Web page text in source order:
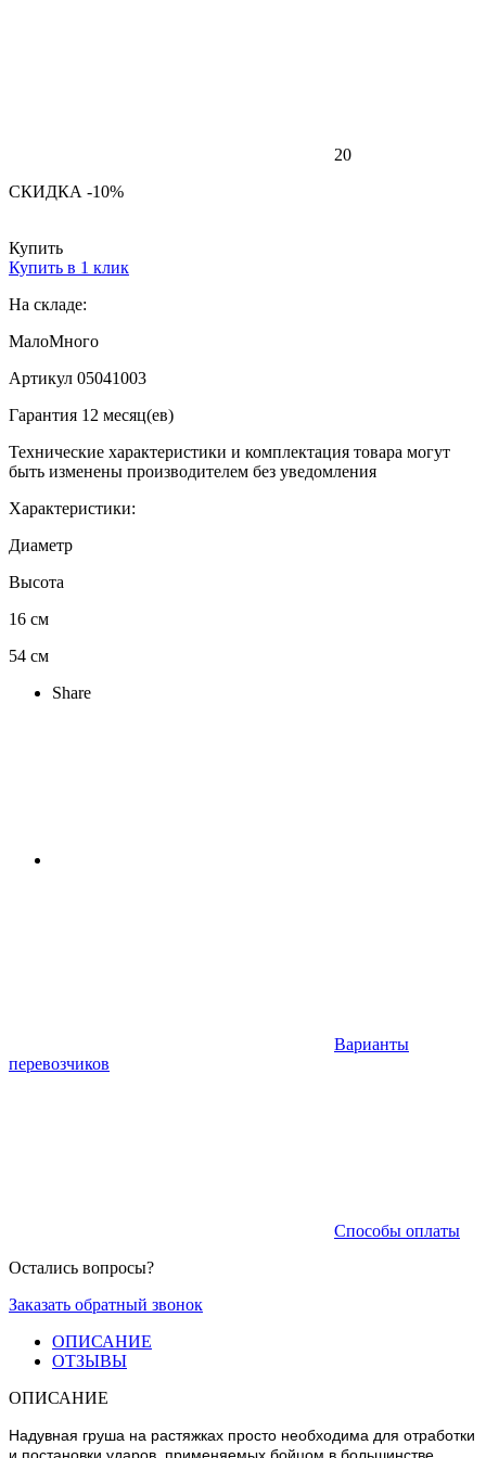
20
СКИДКА -10%
Купить
Купить в 1 клик
На складе:
МалоМного
Артикул 05041003
Гарантия 12 месяц(ев)
Технические характеристики и комплектация товара могут
быть изменены производителем без уведомления
Характеристики:
Диаметр
Высота
16 см
54 см
Share
Варианты
перевозчиков
Способы оплаты
Остались вопросы?
Заказать обратный звонок
ОПИСАНИЕ
ОТЗЫВЫ
ОПИСАНИЕ
Надувная груша на растяжках просто необходима для отработки